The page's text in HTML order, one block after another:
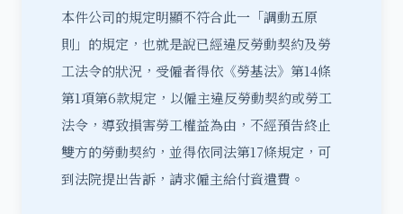
本件公司的規定明顯不符合此一「調動五原
則」的規定，也就是說已經違反勞動契約及勞
工法令的狀況，受僱者得依《勞基法》第14條
第1項第6款規定，以僱主違反勞動契約或勞工
法令，導致損害勞工權益為由，不經預告終止
雙方的勞動契約，並得依同法第17條規定，可
到法院提出告訴 ，請求僱主給付資遣費。